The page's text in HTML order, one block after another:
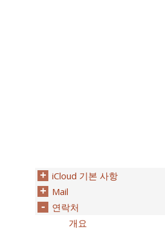
iCloud 기본 사항
Mail
연락처
개요